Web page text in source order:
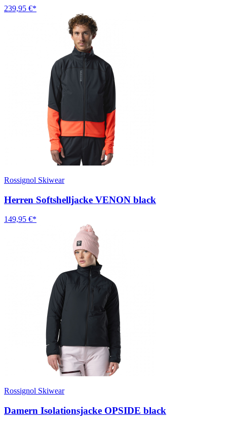
239,95 €*
Rossignol Skiwear
Herren Softshelljacke VENON black
149,95 €*
Rossignol Skiwear
Damern Isolationsjacke OPSIDE black